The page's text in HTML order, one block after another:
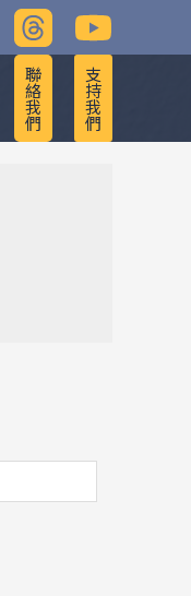
聯
絡
我
們
支
持
我
們